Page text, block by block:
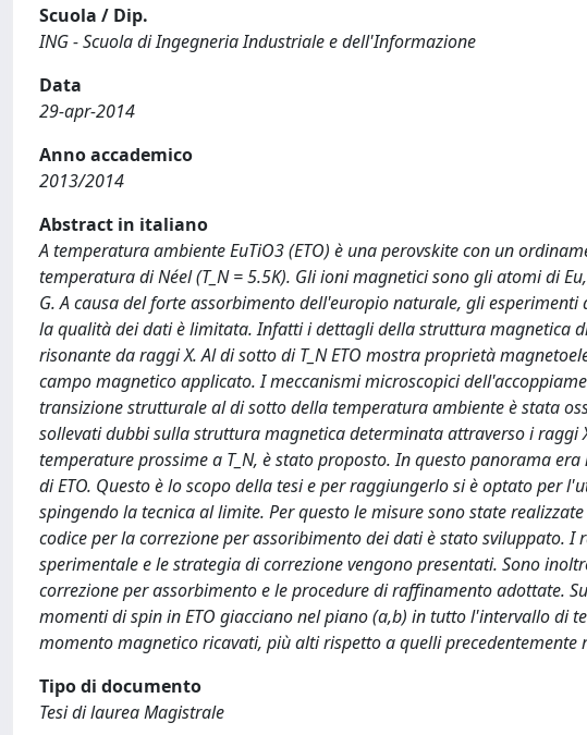
Scuola / Dip.
ING - Scuola di Ingegneria Industriale e dell'Informazione
Data
29-apr-2014
Anno accademico
2013/2014
Abstract in italiano
A temperatura ambiente EuTiO3 (ETO) è una perovskite con un
temperatura di Néel (T_N = 5.5K). Gli ioni magnetici sono gli atomi di
G. A causa del forte assorbimento dell'europio naturale, gli
la qualità dei dati è limitata. Infatti i dettagli della struttura magnetica
risonante da raggi X. Al di sotto di T_N ETO mostra proprietà
campo magnetico applicato. I meccanismi microscopici
transizione strutturale al di sotto della temperatura ambiente è stata
sollevati dubbi sulla struttura magnetica determinata attraverso i raggi
temperature prossime a T_N, è stato proposto. In questo panorama
di ETO. Questo è lo scopo della tesi e per raggiungerlo si è optato per
spingendo la tecnica al limite. Per questo le misure sono state
codice per la correzione per assoribimento dei dati è stato sviluppato.
sperimentale e le strategia di correzione vengono presentati. Sono
correzione per assorbimento e le procedure di raffinamento adottate.
momenti di spin in ETO giacciano nel piano (a,b) in tutto l'intervallo di
momento magnetico ricavati, più alti rispetto a quelli precedentemente
Tipo di documento
Tesi di laurea Magistrale